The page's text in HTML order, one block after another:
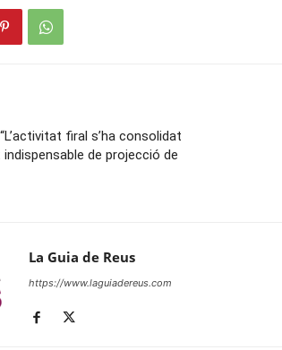
firal s’ha consolidat
de projecció de
La Guia de Reus
https://www.laguiadereus.com